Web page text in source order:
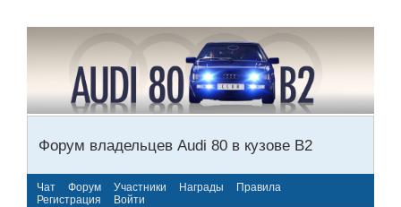
Форум владельцев Audi 80 в кузове В2
Чат Форум Участники Награды
Правила
Регистрация
Войти